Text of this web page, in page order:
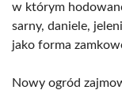
w którym
sarny, daniele,
jako forma
Nowy ogród